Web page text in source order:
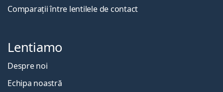
Comparații între lentilele de contact
Lentiamo
Despre noi
Echipa noastră